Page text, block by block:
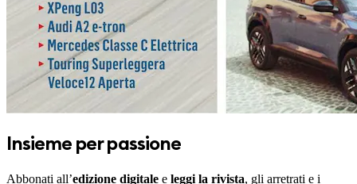
Insieme per passione
Abbonati all’edizione digitale e leggi la rivista, gli arretrati e i